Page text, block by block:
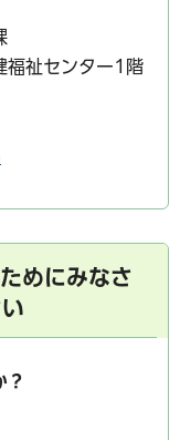
福祉センター1階
めにみなさ
？